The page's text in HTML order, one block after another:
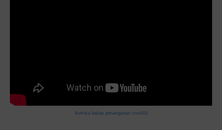
Komika bahas penanganan covid19